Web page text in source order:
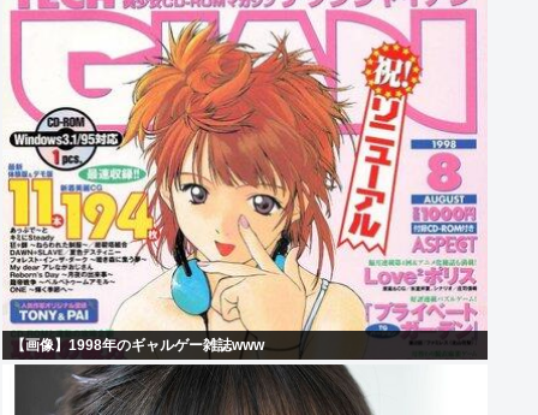
【画像】1998年のギャルゲー雑誌www